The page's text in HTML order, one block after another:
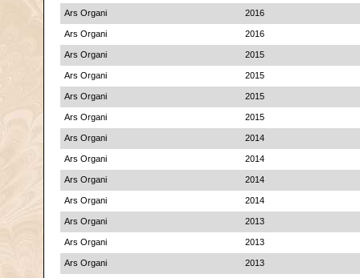
Ars Organi 2016
Ars Organi 2016
Ars Organi 2015
Ars Organi 2015
Ars Organi 2015
Ars Organi 2015
Ars Organi 2014
Ars Organi 2014
Ars Organi 2014
Ars Organi 2014
Ars Organi 2013
Ars Organi 2013
Ars Organi 2013